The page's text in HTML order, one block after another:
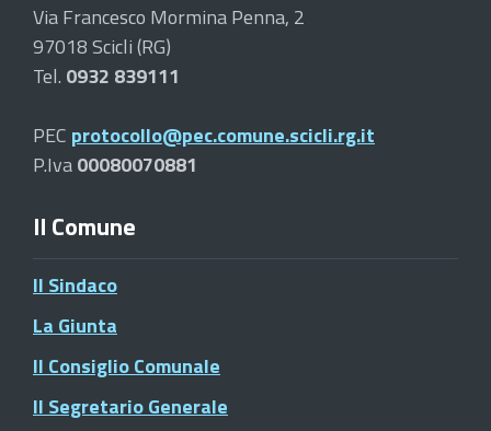
Via Francesco Mormina Penna, 2
97018 Scicli (RG)
Tel. 0932 839111
PEC protocollo@pec.comune.scicli.rg.it
P.Iva00080070881
Il Comune
Il Sindaco
La Giunta
Il Consiglio Comunale
Il Segretario Generale